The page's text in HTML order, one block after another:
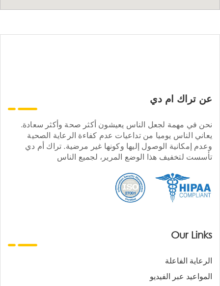
عن تراك ام دي
نحن في مهمة لجعل الناس يعيشون أكثر صحة وأكثر سعادة.
يعاني الناس يوميا من تداعيات عدم كفاءة الرعاية الصحية
وعدم إمكانية الوصول إليها وكونها غير مرضية. تراك أم دي
تأسست لتخفيف هذا الوضع المرير، لجميع الناس
Our Links
الرعاية الفاعلة
المواعيد عبر الفيديو